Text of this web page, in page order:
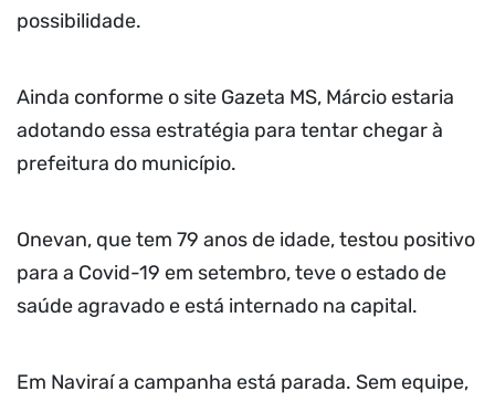
possibilidade.
Ainda conforme o site Gazeta MS, Márcio estaria
adotando essa estratégia para tentar chegar à
prefeitura do município.
Onevan, que tem 79 anos de idade, testou positivo
para a Covid-19 em setembro, teve o estado de
saúde agravado e está internado na capital.
Em Naviraí a campanha está parada. Sem equipe,